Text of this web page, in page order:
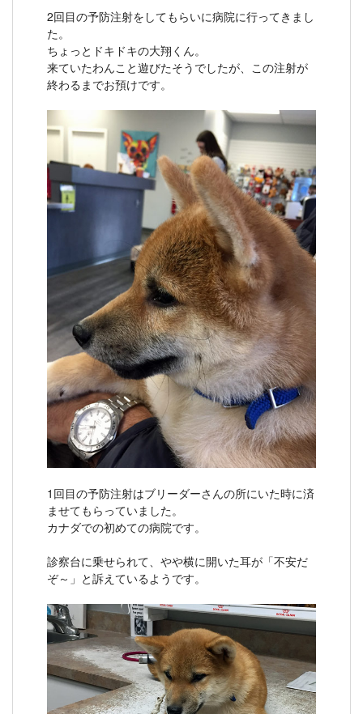
2回目の予防注射をしてもらいに病院に行ってきまし
た。
ちょっとドキドキの大翔くん。
来ていたわんこと遊びたそうでしたが、この注射が
終わるまでお預けです。
1回目の予防注射はブリーダーさんの所にいた時に済
ませてもらっていました。
カナダでの初めての病院です。
診察台に乗せられて、やや横に開いた耳が「不安だ
ぞ～」と訴えているようです。